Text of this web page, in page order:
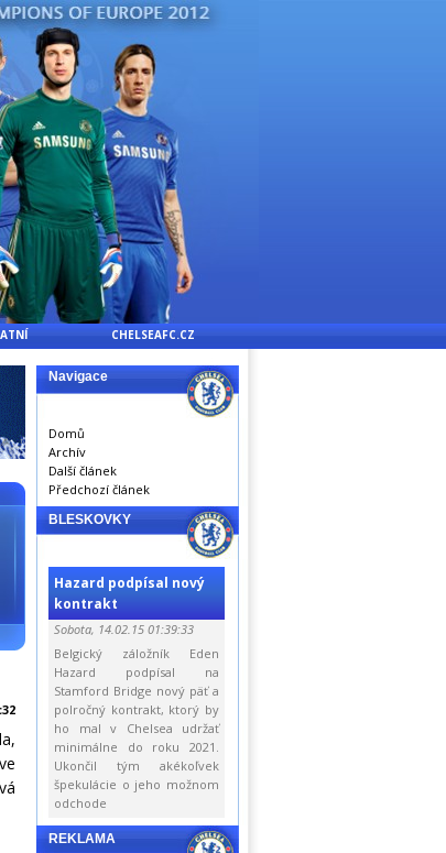
CHELSEAFC.CZ
Navigace
Domů
Archív
Další článek
Předchozí článek
BLESKOVKY
Hazard podpísal nový
kontrakt
Sobota, 14.02.15 01:39:33
Belgický záložník Eden
Hazard podpísal na
Stamford Bridge nový päť a
polročný kontrakt, ktorý by
ho mal v Chelsea udržať
minimálne do roku 2021.
Ukončil tým akékoľvek
špekulácie o jeho možnom
odchode
REKLAMA